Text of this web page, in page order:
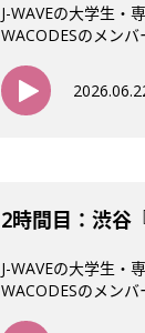
J-WAVEの大学生・
WACODESのメン
2時間目：渋谷
J-WAVEの大学生・
WACODESのメン